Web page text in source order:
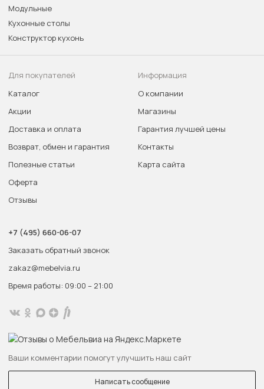
Модульные
Кухонные столы
Конструктор кухонь
Для покупателей
Каталог
Акции
Доставка и оплата
Возврат, обмен и гарантия
Полезные статьи
Оферта
Отзывы
Информация
О компании
Магазины
Гарантия лучшей цены
Контакты
Карта сайта
+7 (495) 660-06-07
Заказать обратный звонок
zakaz@mebelvia.ru
Время работы: 09:00 – 21:00
Ваши комментарии помогут улучшить наш сайт
Написать сообщение